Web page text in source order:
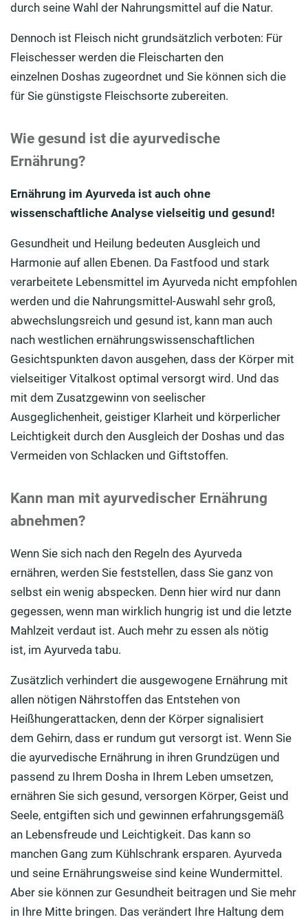
durch seine Wahl der Nahrungsmittel auf die Natur.
Dennoch ist Fleisch nicht grundsätzlich verboten: Für
Fleischesser werden die Fleischarten den
einzelnen Doshas zugeordnet und Sie können sich die
für Sie günstigste Fleischsorte zubereiten.
Wie gesund ist die ayurvedische
Ernährung?
Ernährung im Ayurveda ist auch ohne
wissenschaftliche Analyse vielseitig und gesund!
Gesundheit und Heilung bedeuten Ausgleich und
Harmonie auf allen Ebenen. Da Fastfood und stark
verarbeitete Lebensmittel im Ayurveda nicht empfohlen
werden und die Nahrungsmittel-Auswahl sehr groß,
abwechslungsreich und gesund ist, kann man auch
nach westlichen ernährungswissenschaftlichen
Gesichtspunkten davon ausgehen, dass der Körper mit
vielseitiger Vitalkost optimal versorgt wird. Und das
mit dem Zusatzgewinn von seelischer
Ausgeglichenheit, geistiger Klarheit und körperlicher
Leichtigkeit durch den Ausgleich der Doshas und das
Vermeiden von Schlacken und Giftstoffen.
Kann man mit ayurvedischer Ernährung
abnehmen?
Wenn Sie sich nach den Regeln des Ayurveda
ernähren, werden Sie feststellen, dass Sie ganz von
selbst ein wenig abspecken. Denn hier wird nur dann
gegessen, wenn man wirklich hungrig ist und die letzte
Mahlzeit verdaut ist. Auch mehr zu essen als nötig
ist, im Ayurveda tabu.
Zusätzlich verhindert die ausgewogene Ernährung mit
allen nötigen Nährstoffen das Entstehen von
Heißhungerattacken, denn der Körper signalisiert
dem Gehirn, dass er rundum gut versorgt ist. Wenn Sie
die ayurvedische Ernährung in ihren Grundzügen und
passend zu Ihrem Dosha in Ihrem Leben umsetzen,
ernähren Sie sich gesund, versorgen Körper, Geist und
Seele, entgiften sich und gewinnen erfahrungsgemäß
an Lebensfreude und Leichtigkeit. Das kann so
manchen Gang zum Kühlschrank ersparen. Ayurveda
und seine Ernährungsweise sind keine Wundermittel.
Aber sie können zur Gesundheit beitragen und Sie mehr
in Ihre Mitte bringen. Das verändert Ihre Haltung dem